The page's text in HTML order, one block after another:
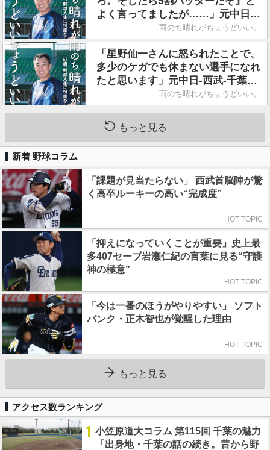
よく言ってましたが……」元中日-
西武-千葉ロッテの名外野手・平野
謙さん／著書『雨のち晴れがちょう
どいい。』
雨のち晴れがちょうどいい。
「星野仙一さんに怒られたことで、
多少のケガでも休まない選手になれ
たと思います」元中日-西武-千葉ロ
ッテの名外野手・平野謙さん／著書
『雨のち晴れがちょうどいい。』
雨のち晴れがちょうどいい。
もっと見る
新着 野球コラム
「課題が見当たらない」 西武首脳陣が驚
く高卒ルーキーの高い“完成度”
HOT TOPIC
「抑えになっていくことが重要」史上最
多407セーブ岩瀬仁紀の言葉に見る“守護
神の極意”
HOT TOPIC
「今は一番のほうがやりやすい」 ソフト
バンク・正木智也が覚醒した理由
HOT TOPIC
もっと見る
アクセス数ランキング
1 小笠原道大コラム 第115回 千葉の魅力
「出身地・千葉の話の続き。昔から野